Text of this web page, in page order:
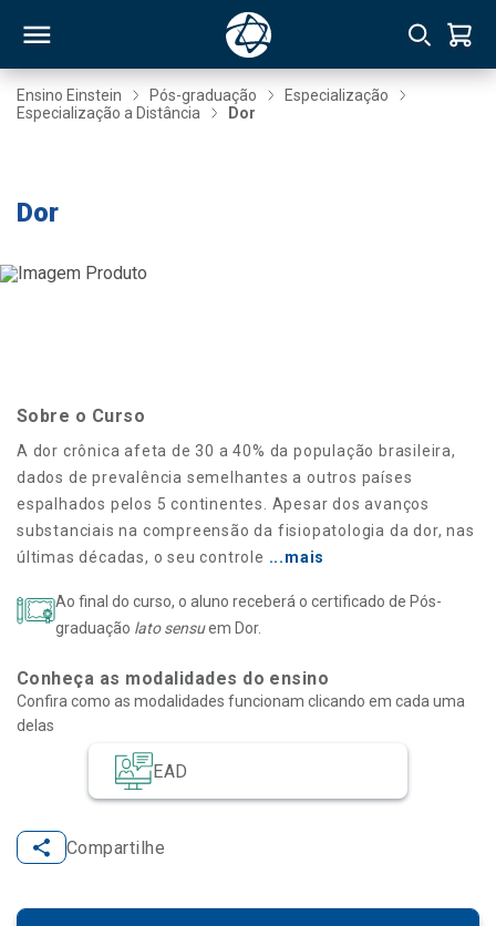
Ensino Einstein Pós-graduação
Especialização
Especialização a Distância
Dor
Dor
Sobre o Curso
A dor crônica afeta de 30 a 40% da população brasileira,
dados de prevalência semelhantes a outros países
espalhados pelos 5 continentes. Apesar dos avanços
substanciais na compreensão da fisiopatologia da dor, nas
últimas décadas, o seu controle ...mais
Ao final do curso, o aluno receberá o certificado de Pós-
graduação lato sensuem Dor.
Conheça as modalidades do ensino
EAD
Confira como as modalidades funcionam clicando em cada uma
delas
Compartilhe